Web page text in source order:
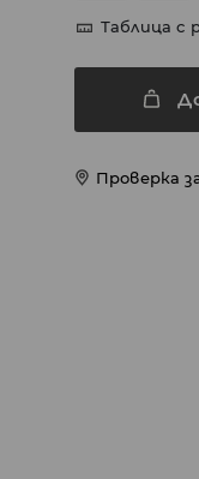
Таблица с
Проверка